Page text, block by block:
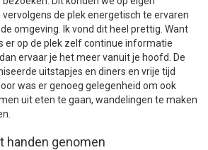
de plek energetisch te ervaren
omgeving. Ik vond dit heel prettig. Want
er op de plek zelf continue informatie
ervaar je het meer vanuit je hoofd. De
uitstapjes en diners en vrije tijd
was er genoeg gelegenheid om ook
uit eten te gaan, wandelingen te maken
handen genomen